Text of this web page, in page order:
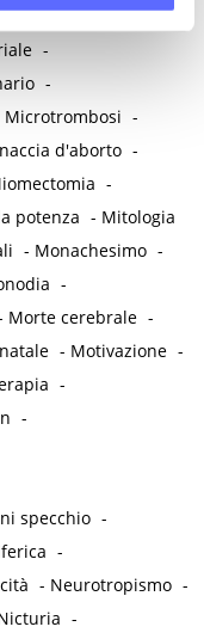
-Mialgia -
-
-
Microtrombosi -
d'aborto -
-
potenza - Mitologia
- Monachesimo -
-
Morte cerebrale -
- Motivazione -
-
-
specchio -
-
- Neurotropismo -
-